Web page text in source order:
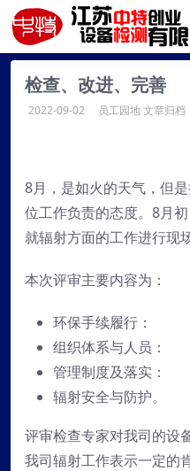
检查、改进、完善
2022-09-02 员工园地文章归档
8月，是如火的天气，但
位工作负责的态度。8月
就辐射方面的工作进行现
本次评审主要内容为：
环保手续履行：
组织体系与人员：
管理制度及落实：
辐射安全与防护。
评审检查专家对我司的设
我司辐射工作表示一定的